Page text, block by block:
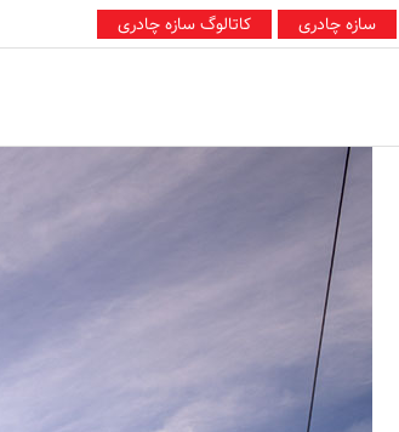
سازه چادری کاتالوگ سازه چادری